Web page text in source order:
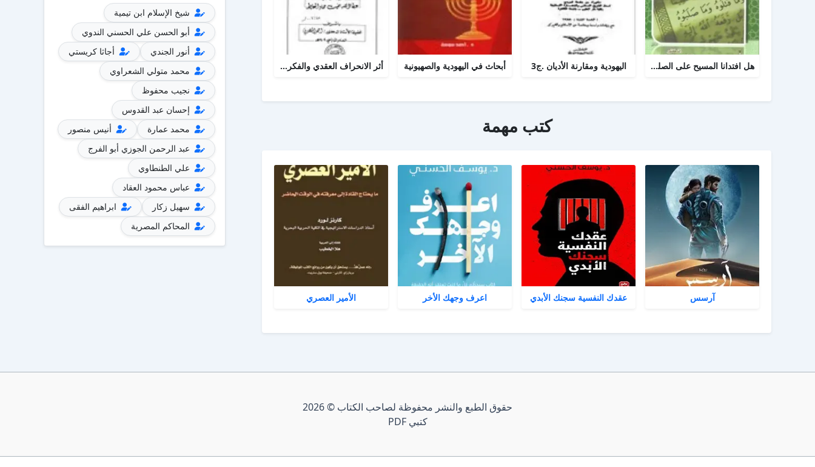
هل افتدانا المسيح على الصليب اليهودية ومقارنة الأديان .ج3 أبحاث في اليهودية والصهيونية أثر الانحراف العقدي والفكري عند اليهود على الفكر الصهيوني المعاصر
كتب مهمة
آرسس عقدك النفسية سجنك الأبدي اعرف وجهك الأخر الأمير العصري
شيخ الإسلام ابن تيمية
أبو الحسن علي الحسني الندوي
أنور الجندي
أجاثا كريستي
محمد متولي الشعراوي
نجيب محفوظ
إحسان عبد القدوس
محمد عمارة
أنيس منصور
عبد الرحمن الجوزي أبو الفرج
علي الطنطاوي
عباس محمود العقاد
سهيل زكار
ابراهيم الفقى
المحاكم المصرية
حقوق الطبع والنشر محفوظة لصاحب الكتاب © 2026
كتبي PDF